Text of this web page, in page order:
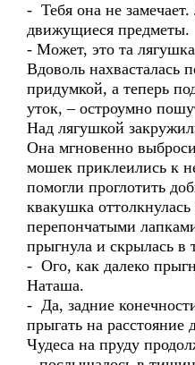
- Тебя она не
движущиеся предметы.
- Может, это та
Вдоволь нахвасталась
придумкой, а теперь
уток, – остроумно
Над лягушкой
Она мгновенно
мошек приклеились к
помогли проглотить
квакушка
перепончатыми
прыгнула и скрылась в
- Ого, как далеко
Наташа.
- Да, задние
прыгать на расстояние
Чудеса на пруду